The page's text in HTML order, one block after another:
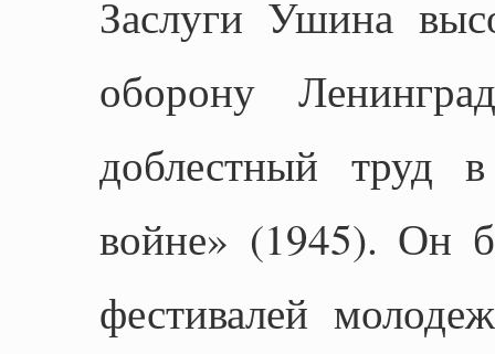
Заслуги Ушина
оборону
доблестный труд
войне» (1945). Он
фестивалей